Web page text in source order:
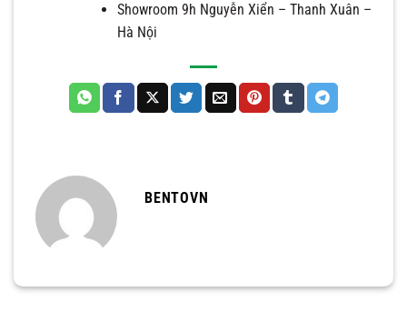
Showroom 9h Nguyễn Xiển – Thanh Xuân –
Hà Nội
BENTOVN